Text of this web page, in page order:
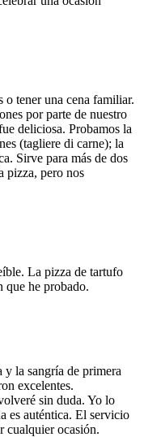
o tener una cena familiar.
por parte de nuestro
deliciosa. Probamos la
(tagliere di carne); la
Sirve para más de dos
pizza, pero nos
La pizza de tartufo
que he probado.
y la sangría de primera
excelentes.
sin duda. Yo lo
es auténtica. El servicio
cualquier ocasión.